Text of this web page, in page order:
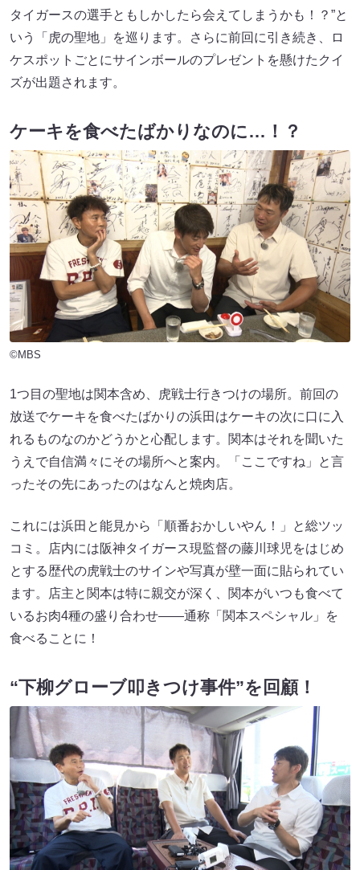
タイガースの選手ともしかしたら会えてしまうかも！？”と
いう「虎の聖地」を巡ります。さらに前回に引き続き、ロ
ケスポットごとにサインボールのプレゼントを懸けたクイ
ズが出題されます。
ケーキを食べたばかりなのに…！？
©MBS
1つ目の聖地は関本含め、虎戦士行きつけの場所。前回の
放送でケーキを食べたばかりの浜田はケーキの次に口に入
れるものなのかどうかと心配します。関本はそれを聞いた
うえで自信満々にその場所へと案内。「ここですね」と言
ったその先にあったのはなんと焼肉店。
これには浜田と能見から「順番おかしいやん！」と総ツッ
コミ。店内には阪神タイガース現監督の藤川球児をはじめ
とする歴代の虎戦士のサインや写真が壁一面に貼られてい
ます。店主と関本は特に親交が深く、関本がいつも食べて
いるお肉4種の盛り合わせ――通称「関本スペシャル」を
食べることに！
“下柳グローブ叩きつけ事件”を回顧！